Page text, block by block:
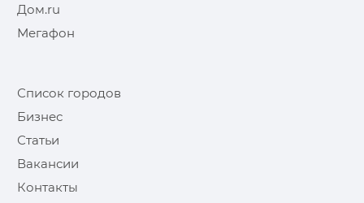
Дом.ru
Мегафон
Список городов
Бизнес
Статьи
Вакансии
Контакты